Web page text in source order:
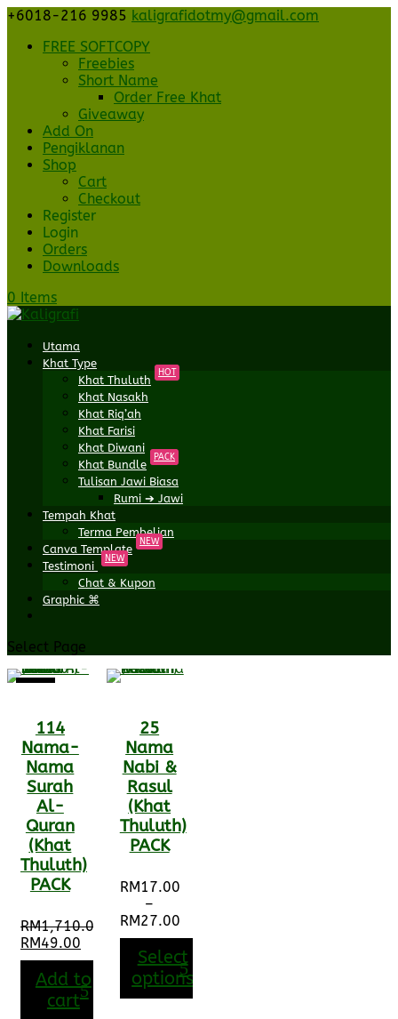
+6018-216 9985 kaligrafidotmy@gmail.com
FREE SOFTCOPY
Freebies
Short Name
Order Free Khat
Giveaway
Add On
Pengiklanan
Shop
Cart
Checkout
Register
Login
Orders
Downloads
0 Items
Utama
Khat Type
Khat Thuluth
HOT
Khat Nasakh
Khat Riq’ah
Khat Farisi
Khat Diwani
Khat Bundle
PACK
Tulisan Jawi Biasa
Rumi ➔ Jawi
Tempah Khat
Terma Pembelian
Canva Template
NEW
Testimoni
NEW
Chat & Kupon
Graphic ⌘
Select Page
114
Nama-
Nama
Surah
Al-
Quran
(Khat
Thuluth)
PACK
RM1,710.00
Original
price
was:
RM1,710.00.
RM49.00
Current
price
is:
RM49.00.
Add to
cart
25
Nama
Nabi &
Rasul
(Khat
Thuluth)
PACK
RM17.00
–
RM27.00
Price
range:
RM17.00
through
RM27.00
Select
options